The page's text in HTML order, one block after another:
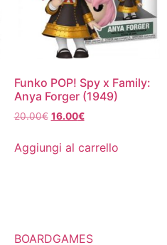
Funko POP! Spy x Family:
Anya Forger (1949)
20.00€ Il
originale
era:
16.00€Il
attuale
Aggiungi al carrello
BOARDGAMES